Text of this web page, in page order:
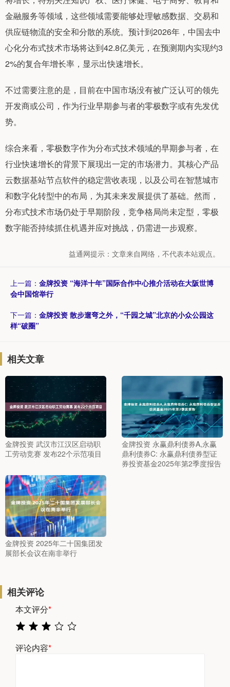
金融服务等领域，这些领域需要能够处理敏感数据、交易和
供应链物流的安全和分散的系统。预计到2026年，中国去中
心化分布式技术市场将达到42.8亿美元，在预测期内实现约3
2%的复合年增长率，显示出快速增长。
不过需要注意的是，目前在中国市场没有被广泛认可的领先
开发商或公司，作为行业早期参与者的零极数字或有先发优
势。
综合来看，零极数字作为分布式技术领域的早期参与者，在
行业快速增长的背景下展现出一定的市场潜力。其核心产品
云数据基站节点软件的稳定营收表现，以及公司在智慧城市
和数字化转型中的布局，为其未来发展提供了基础。然而，
分布式技术市场仍处于早期阶段，竞争格局尚未定型，零极
数字能否持续抓住机遇并应对挑战，仍需进一步观察。
益通网提示：文章来自网络，不代表本站观点。
上一篇： 金牌投资 “海洋十年”国际合作中心推介活动在大阪世博
会中国馆举行
下一篇： 金牌投资 散步遛弯之外，“千园之城”北京的小众公园这
样“破圈”
相关文章
金牌投资 武汉市江汉区启动职
工劳动竞赛 发布22个示范项目
金牌投资 永赢鼎利债券A,永赢
鼎利债券C: 永赢鼎利债券型证
券投资基金2025年第2季度报告
金牌投资 2025年二十国集团发
展部长会议在南非举行
相关评论
本文评分*
评论内容*